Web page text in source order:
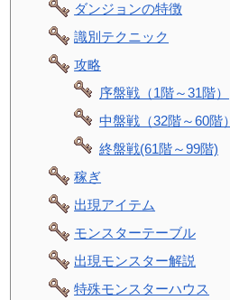
ダンジョンの特徴
識別テクニック
攻略
序盤戦（1階～31階）
中盤戦（32階～60階）
終盤戦(61階～99階)
稼ぎ
出現アイテム
モンスターテーブル
出現モンスター解説
特殊モンスターハウス